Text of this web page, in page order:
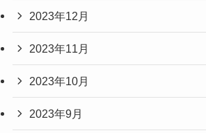
2023年12月
2023年11月
2023年10月
2023年9月